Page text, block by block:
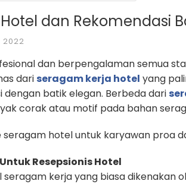
dan Rekomendasi
2022
dan berpengalaman semua
dari seragam kerja hotel yang
dengan batik elegan. Berbeda dari
corak atau motif pada bahan
hotel untuk karyawan proa
Resepsionis Hotel
seragam kerja yang biasa dikenakan